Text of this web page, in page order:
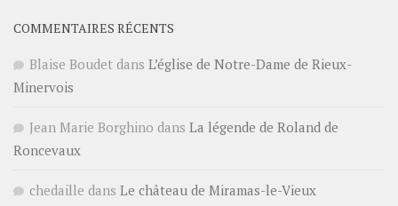
COMMENTAIRES RÉCENTS
Blaise Boudet dans L’église de Notre-Dame de Rieux-
Minervois
Jean Marie Borghino dans La légende de Roland de
Roncevaux
chedaille dans Le château de Miramas-le-Vieux